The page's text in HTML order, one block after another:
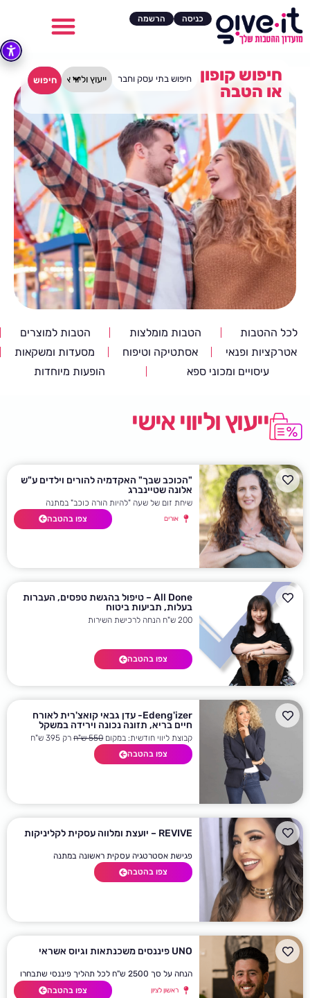
כניסה הרשמה
חיפוש קופון
או הטבה
חיפוש
לכל ההטבות הטבות מומלצות
הטבות למוצרים
אטרקציות ופנאי
אסתטיקה וטיפוח
מסעדות ומשקאות
עיסויים ומכוני ספא
הופעות מיוחדות
ייעוץ וליווי אישי
"הכוכב שבך" האקדמיה להורים וילדים ע"ש
אלונה שטיינברג
שיחת זום של שעה "להיות הורה כוכב" במתנה
אורים צפו בהטבה
All Done – טיפול בהגשת טפסים, העברות
בעלות, תביעות ביטוח
200 ש"ח הנחה לרכישת השירות
צפו בהטבה
Edeng'izer- עדן גבאי קואצ'רית לאורח
חיים בריא, תזונה נכונה וירידה במשקל
קבוצת ליווי חודשית: במקום550 ש"ח
רק 395 ש"ח
צפו בהטבה
REVIVE – יועצת ומלווה עסקית לקליניקות
פגישת אסטרטגיה עסקית ראשונה במתנה
צפו בהטבה
UNO פיננסים משכנתאות וגיוס אשראי
הנחה על סך 2500 ש"ח לכל תהליך פיננסי שתבחרו
ראשון לציון צפו בהטבה